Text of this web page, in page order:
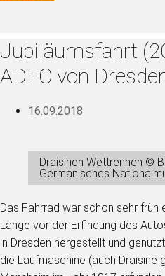
Jubiläumsfahrt
ADFC von
16.09.2018
Draisinen Wettrennen ©
Germanisches
Das Fahrrad war schon sehr früh
Lange vor der Erfindung des
in Dresden hergestellt und
die Laufmaschine (auch Draisine